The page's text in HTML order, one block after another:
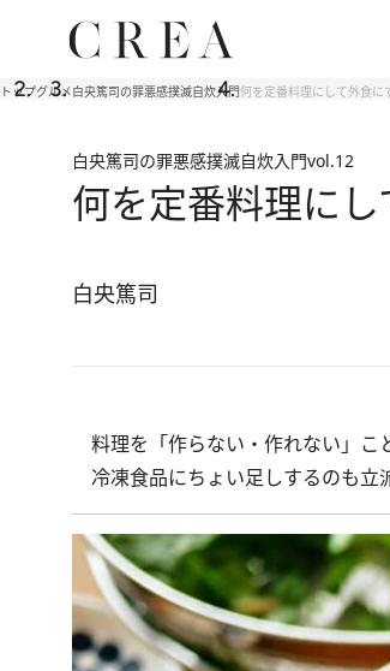
トップグルメ白央篤司の罪悪感撲滅自炊入門何を定番料理にして外食に
白央篤司の罪悪感撲滅自炊入門vol.12
何を定番料理に
白央篤司
料理を「作らない・作れない」こ
冷凍食品にちょい足しするのも立